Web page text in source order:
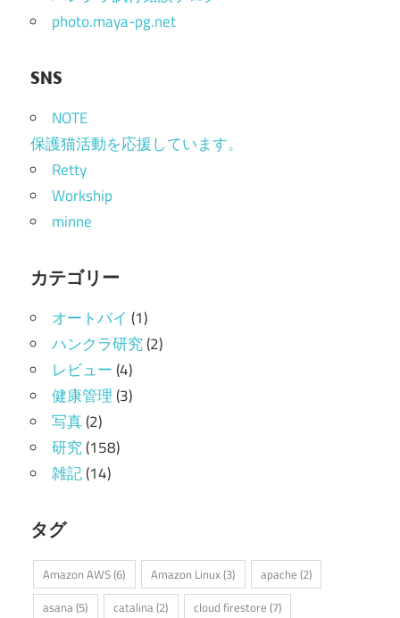
ンphoto.maya-pg.net
SNS
NOTE
保護猫活動を応援しています。
Retty
Workship
minne
カテゴリー
オートバイ (1)
ハンクラ研究(2)
レビュー(4)
健康管理(3)
写真(2)
研究(158)
雑記(14)
タグ
Amazon AWS(6) Amazon Linux(3) apache (2)
asana (5) catalina (2) cloud firestore (7)